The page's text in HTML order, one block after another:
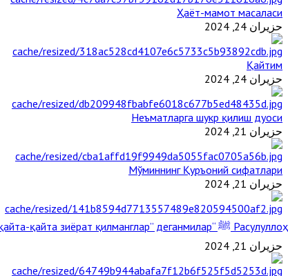
Ҳаёт-мамот масаласи
حزيران 24, 2024
Қайтим
حزيران 24, 2024
Неъматларга шукр қилиш дуоси
حزيران 21, 2024
Мўминнинг Қуръоний сифатлари
حزيران 21, 2024
Расулуллоҳ ﷺ “Қабримни қайта-қайта зиёрат қилманглар” деганмилар?
حزيران 21, 2024